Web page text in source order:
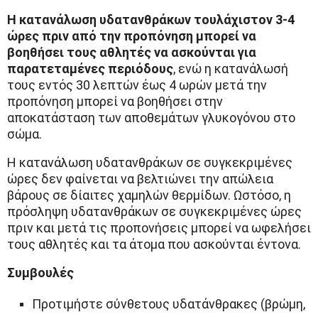
Η κατανάλωση υδατανθράκων τουλάχιστον 3-4
ώρες πριν από την προπόνηση μπορεί να
βοηθήσει τους αθλητές να ασκούνται για
παρατεταμένες περιόδους, ενώ η κατανάλωσή
τους εντός 30 λεπτών έως 4 ωρών μετά την
προπόνηση μπορεί να βοηθήσει στην
αποκατάσταση των αποθεμάτων γλυκογόνου στο
σώμα.
Η κατανάλωση υδατανθράκων σε συγκεκριμένες
ώρες δεν φαίνεται να βελτιώνει την απώλεια
βάρους σε δίαιτες χαμηλών θερμίδων. Ωστόσο, η
πρόσληψη υδατανθράκων σε συγκεκριμένες ώρες
πριν και μετά τις προπονήσεις μπορεί να ωφελήσει
τους αθλητές και τα άτομα που ασκούνται έντονα.
Συμβουλές
Προτιμήστε σύνθετους υδατάνθρακες (βρώμη,